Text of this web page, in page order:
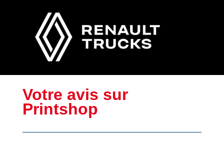
Votre avis sur
Printshop